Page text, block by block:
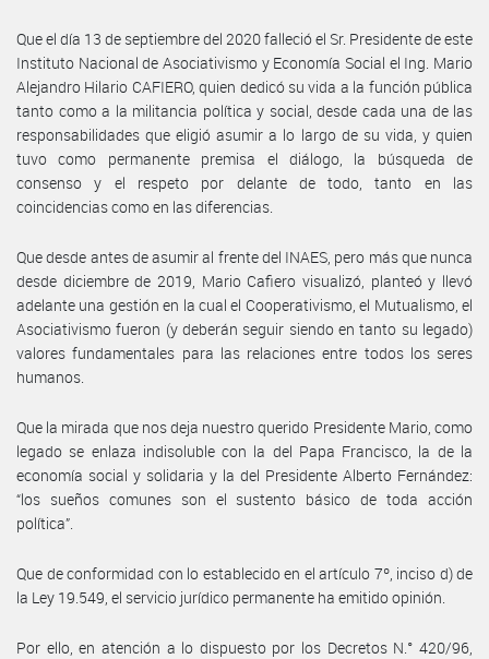
Que el día 13 de septiembre del 2020 falleció el Sr. Presidente de este
Instituto Nacional de Asociativismo y Economía Social el Ing. Mario
Alejandro Hilario CAFIERO, quien dedicó su vida a la función pública
tanto como a la militancia política y social, desde cada una de las
responsabilidades que eligió asumir a lo largo de su vida, y quien
tuvo como permanente premisa el diálogo, la búsqueda de
consenso y el respeto por delante de todo, tanto en las
coincidencias como en las diferencias.
Que desde antes de asumir al frente del INAES, pero más que nunca
desde diciembre de 2019, Mario Cafiero visualizó, planteó y llevó
adelante una gestión en la cual el Cooperativismo, el Mutualismo, el
Asociativismo fueron (y deberán seguir siendo en tanto su legado)
valores fundamentales para las relaciones entre todos los seres
humanos.
Que la mirada que nos deja nuestro querido Presidente Mario, como
legado se enlaza indisoluble con la del Papa Francisco, la de la
economía social y solidaria y la del Presidente Alberto Fernández:
“los sueños comunes son el sustento básico de toda acción
política”.
Que de conformidad con lo establecido en el artículo 7º, inciso d) de
la Ley 19.549, el servicio jurídico permanente ha emitido opinión.
Por ello, en atención a lo dispuesto por los Decretos N.° 420/96,